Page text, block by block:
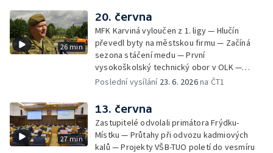
26 min
20. června
MFK Karviná vyloučen z 1. ligy — Hlučín
převedl byty na městskou firmu — Začíná
sezona stáčení medu — První
vysokoškolský technický obor v OLK —
Týden v sítích — Tanky Leopard 2A4
četníka z Liptaňské tragédie
Poslední vysílání 23. 6. 2026na ČT1
27 min
13. června
Zastupitelé odvolali primátora Frýdku-
Místku — Průtahy při odvozu kadmiových
kalů — Projekty VŠB-TUO poletí do vesmíru